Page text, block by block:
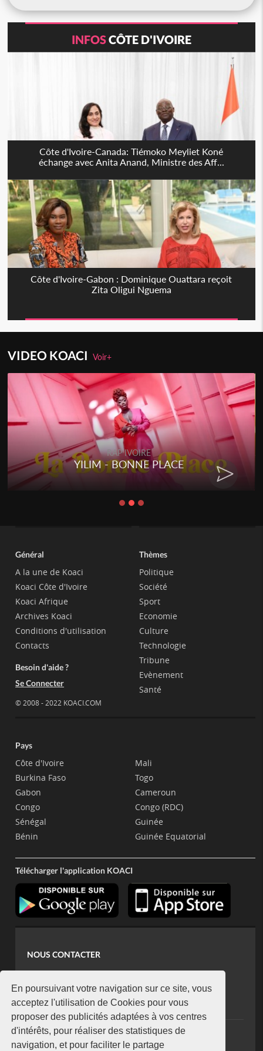
En poursuivant votre navigation sur ce site, vous
acceptez l'utilisation de Cookies pour vous
proposer des publicités adaptées à vos centres
d'intérêts, pour réaliser des statistiques de
navigation, et pour faciliter le partage
INFOSCÔTE D'IVOIRE
Côte d'Ivoire-Canada: Tiémoko Meyliet Koné
échange avec Anita Anand, Ministre des Aff...
Côte d'Ivoire-Gabon : Dominique Ouattara reçoit
Zita Oligui Nguema
VIDEO KOACIVoir+
RAP IVOIRE
YILIM - BONNE PLACE
Général
A la une de Koaci
Koaci Côte d'Ivoire
Koaci Afrique
Archives Koaci
Conditions d'utilisation
Contacts
Besoin d'aide ?
Se Connecter
© 2008 - 2022 KOACI.COM
Thèmes
Politique
Société
Sport
Economie
Culture
Technologie
Tribune
Evènement
Santé
Pays
Côte d'Ivoire
Burkina Faso
Gabon
Congo
Sénégal
Bénin
Mali
Togo
Cameroun
Congo (RDC)
Guinée
Guinée Equatorial
Télécharger l'application KOACI
NOUS CONTACTER
koaci@yahoo.fr
+225 07 08 85 52 93
NEWSLETTER